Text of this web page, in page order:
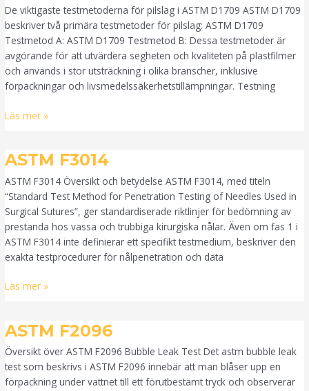
De viktigaste testmetoderna för pilslag i ASTM D1709 ASTM D1709
beskriver två primära testmetoder för pilslag: ASTM D1709
Testmetod A: ASTM D1709 Testmetod B: Dessa testmetoder är
avgörande för att utvärdera segheten och kvaliteten på plastfilmer
och används i stor utsträckning i olika branscher, inklusive
förpackningar och livsmedelssäkerhetstillämpningar. Testning
Läs mer »
ASTM F3014
ASTM F3014 Översikt och betydelse ASTM F3014, med titeln
“Standard Test Method for Penetration Testing of Needles Used in
Surgical Sutures”, ger standardiserade riktlinjer för bedömning av
prestanda hos vassa och trubbiga kirurgiska nålar. Även om fas 1 i
ASTM F3014 inte definierar ett specifikt testmedium, beskriver den
exakta testprocedurer för nålpenetration och data
ASTM
Läs mer »
ASTM F2096
Översikt över ASTM F2096 Bubble Leak Test Det astm bubble leak
test som beskrivs i ASTM F2096 innebär att man blåser upp en
förpackning under vattnet till ett förutbestämt tryck och observerar
ASTM